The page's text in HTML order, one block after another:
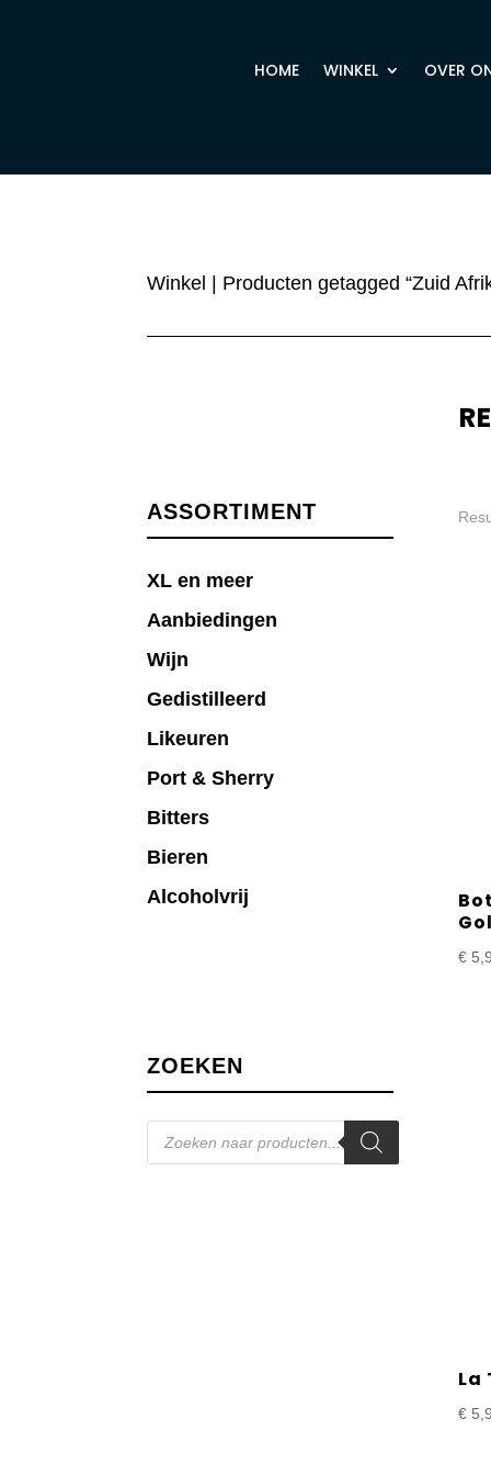
HOME WINKEL OVER
Winkel | Producten getagged “Zuid
ASSORTIMENT
XL en meer
Aanbiedingen
Wijn
Gedistilleerd
Likeuren
Port & Sherry
Bitters
Bieren
Alcoholvrij
ZOEKEN
Producten
zoeken
€
La
€